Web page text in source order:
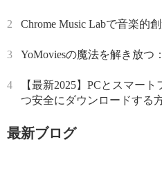
2 Chrome Music Labで音楽的
3 YoMoviesの魔法を解き放つ
4
【最新2025】PCとスマー
つ安全にダウンロードする
最新ブログ